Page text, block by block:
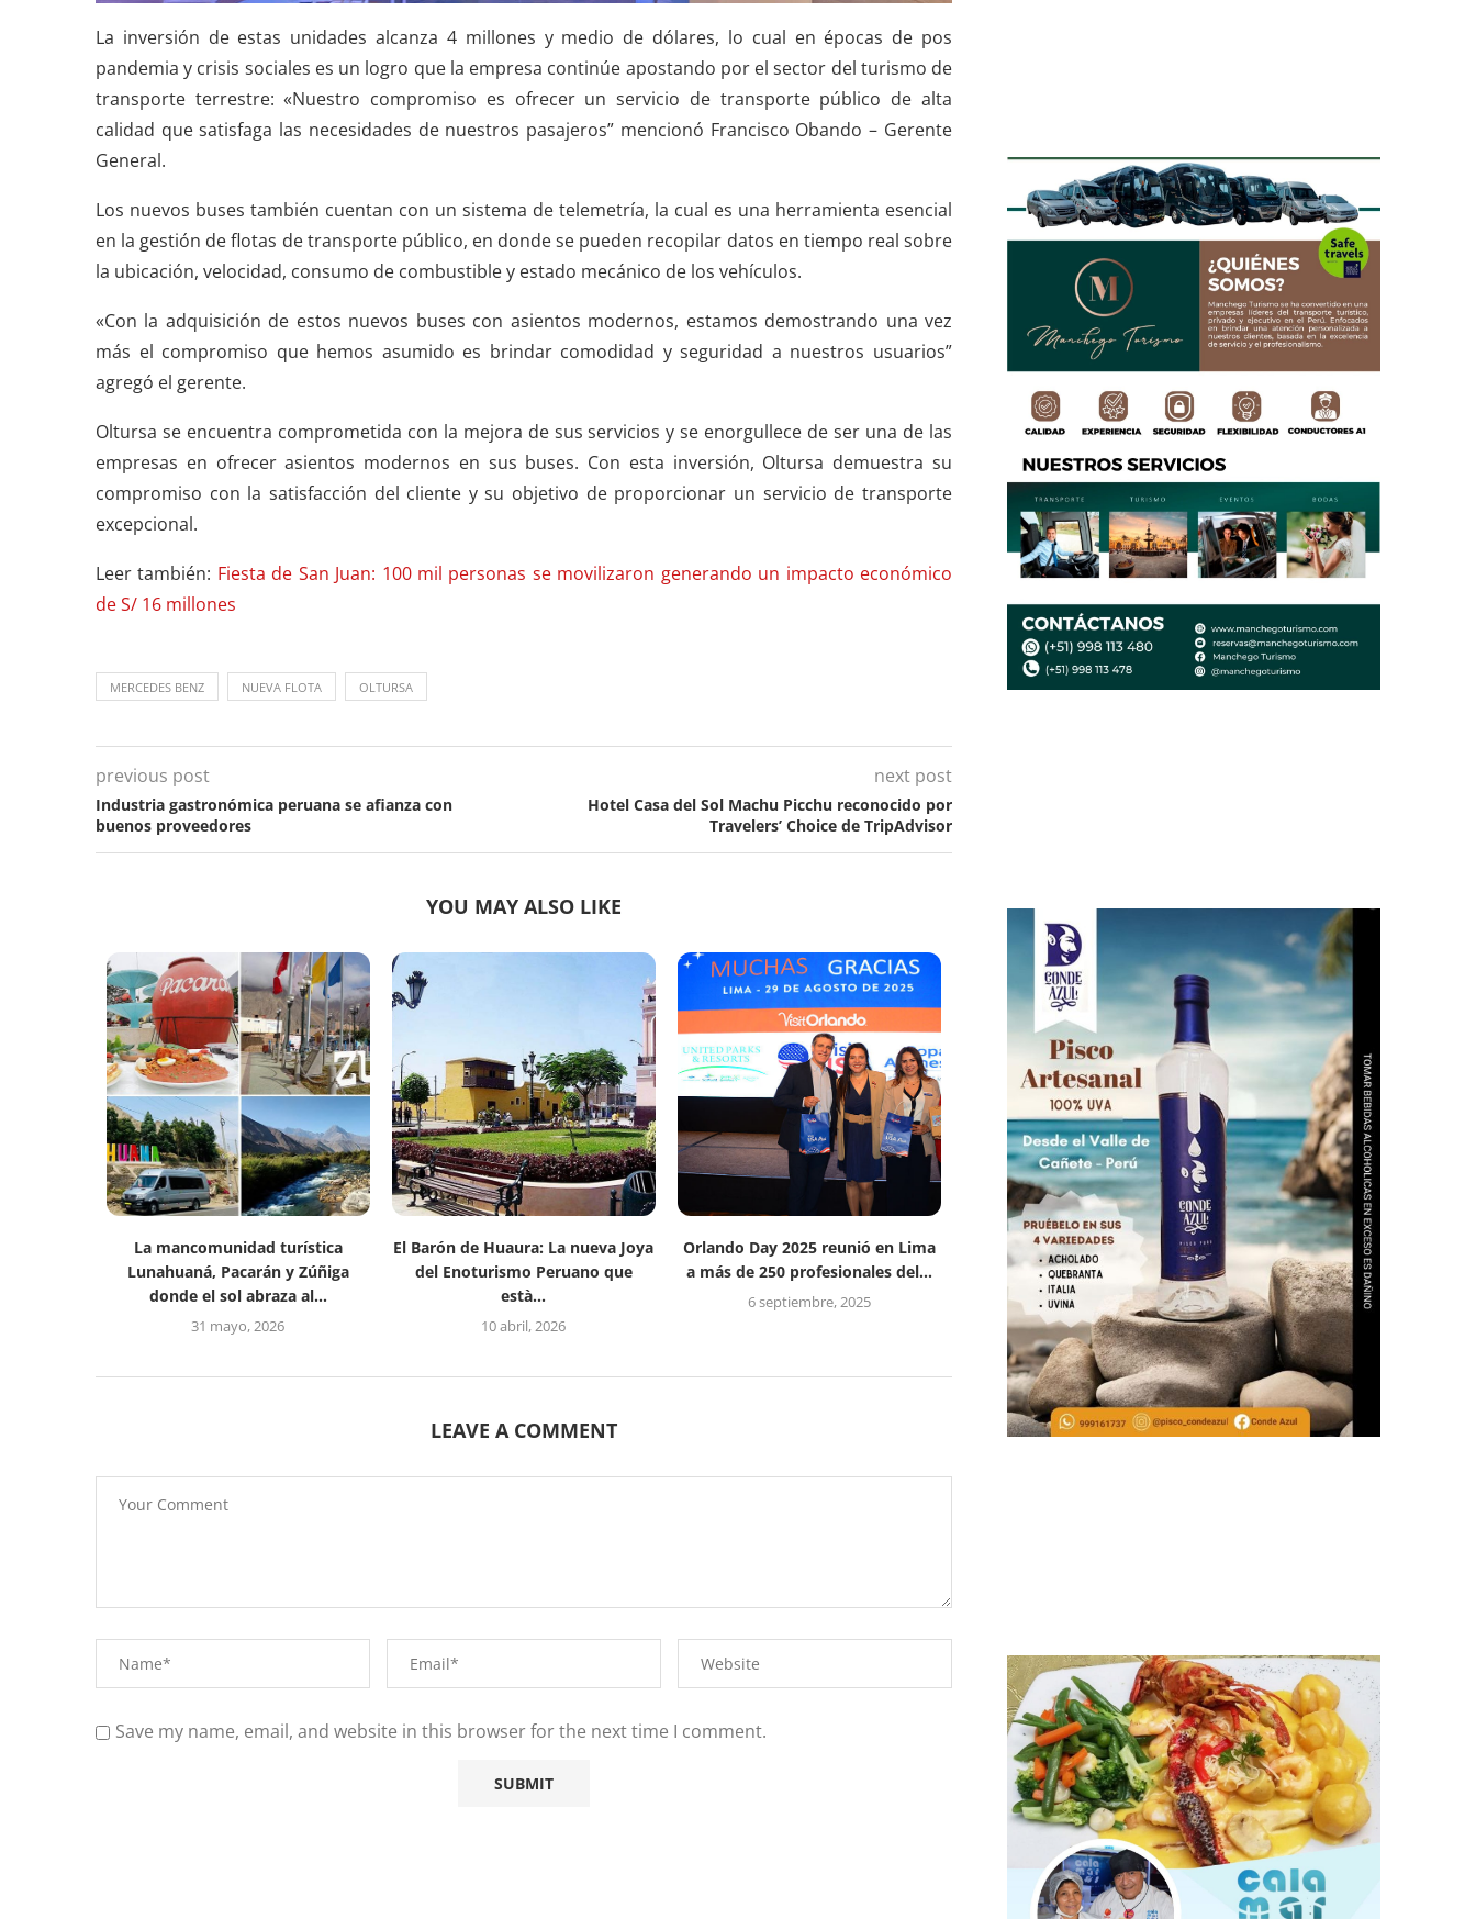
La inversión de estas unidades alcanza 4 millones y medio de dólares, lo cual en épocas de pos
pandemia y crisis sociales es un logro que la empresa continúe apostando por el sector del turismo de
transporte terrestre: «Nuestro compromiso es ofrecer un servicio de transporte público de alta
calidad que satisfaga las necesidades de nuestros pasajeros” mencionó Francisco Obando – Gerente
General.
Los nuevos buses también cuentan con un sistema de telemetría, la cual es una herramienta esencial
en la gestión de flotas de transporte público, en donde se pueden recopilar datos en tiempo real sobre
la ubicación, velocidad, consumo de combustible y estado mecánico de los vehículos.
«Con la adquisición de estos nuevos buses con asientos modernos, estamos demostrando una vez
más el compromiso que hemos asumido es brindar comodidad y seguridad a nuestros usuarios”
agregó el gerente.
Oltursa se encuentra comprometida con la mejora de sus servicios y se enorgullece de ser una de las
empresas en ofrecer asientos modernos en sus buses. Con esta inversión, Oltursa demuestra su
compromiso con la satisfacción del cliente y su objetivo de proporcionar un servicio de transporte
excepcional.
Leer también: Fiesta de San Juan: 100 mil personas se movilizaron generando un impacto económico
de S/ 16 millones
MERCEDES BENZ NUEVA FLOTA OLTURSA
previous post
Industria gastronómica peruana se afianza con
buenos proveedores
next post
Hotel Casa del Sol Machu Picchu reconocido por
Travelers’ Choice de TripAdvisor
YOU MAY ALSO LIKE
La mancomunidad turística
Lunahuaná, Pacarán y Zúñiga
donde el sol abraza al...
31 mayo, 2026
El Barón de Huaura: La nueva Joya
del Enoturismo Peruano que
està...
10 abril, 2026
Orlando Day 2025 reunió en Lima
a más de 250 profesionales del...
6 septiembre, 2025
LEAVE A COMMENT
Save my name, email, and website in this browser for the next time I comment.